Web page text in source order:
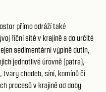
přímo odráží také
říční sítě v krajině a do určité
sedimentární výplně dutin,
jednotlivé úrovně (patra),
tvary chodeb, síní, komínů či
procesů v krajině od doby